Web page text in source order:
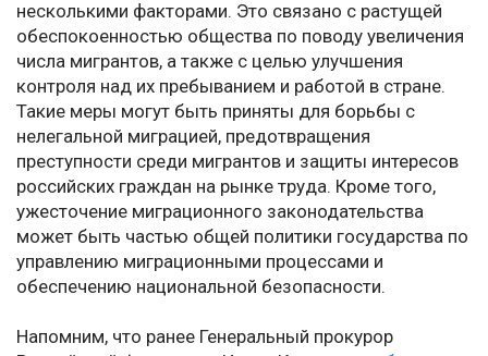
несколькими факторами. Это связано с растущей
обеспокоенностью общества по поводу увеличения
числа мигрантов, а также с целью улучшения
контроля над их пребыванием и работой в стране.
Такие меры могут быть приняты для борьбы с
нелегальной миграцией, предотвращения
преступности среди мигрантов и защиты интересов
российских граждан на рынке труда. Кроме того,
ужесточение миграционного законодательства
может быть частью общей политики государства по
управлению миграционными процессами и
обеспечению национальной безопасности.
Напомним, что ранее Генеральный прокурор